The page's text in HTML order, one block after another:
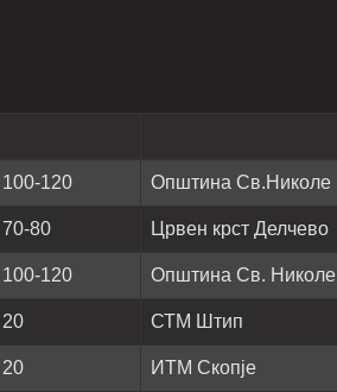
100-120 Општина Св.Николе
70-80 Црвен крст Делчево
100-120 Општина Св. Николе
20 СТМ Штип
20 ИТМ Скопје